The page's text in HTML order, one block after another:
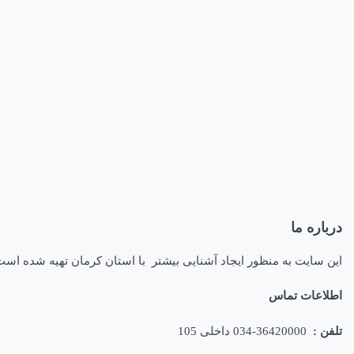
درباره ما
این سایت به منظور ایجاد آشنایی بیشتر با استان کرمان تهیه شده
اطلاعات تماس
تلفن :